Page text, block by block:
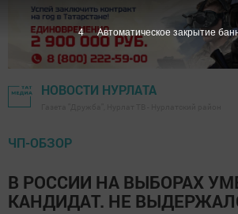
НОВОСТИ НУРЛАТА
ЧП-ОБЗОР
В РОССИИ НА ВЫБОРАХ
КАНДИДАТ. НЕ
4 Автоматическое закрытие